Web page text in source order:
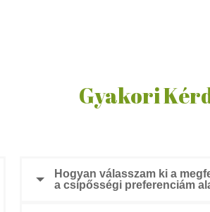
Gyakori
Hogyan válasszam ki a
a csípősségi preferenciám